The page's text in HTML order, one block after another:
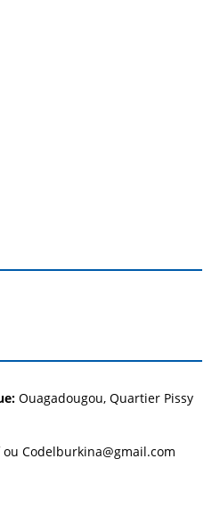
Ouagadougou, Quartier Pissy
Codelburkina@gmail.com